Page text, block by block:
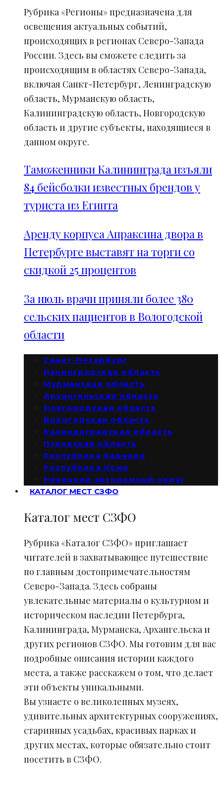
Рубрика «Регионы» предназначена для
освещения актуальных событий,
происходящих в регионах Северо-Запада
России. Здесь вы сможете следить за
происходящим в областях Северо-Запада,
включая Санкт-Петербург, Ленинградскую
область, Мурманскую область,
Калининградскую область, Новгородскую
область и другие субъекты, находящиеся в
данном округе.
Таможенники Калининграда изъяли
84 бейсболки известных брендов у
туриста из Египта
Аренду корпуса Апраксина двора в
Петербурге выставят на торги со
скидкой 25 процентов
За июль врачи приняли более 380
сельских пациентов в Вологодской
области
Санкт-Петербург
Ленинградская область
Мурманская область
Архангельская область
Новгородская область
Вологодская область
Калининградская область
Псковская область
Республика Карелия
Республика Коми
Ненецкий автономный округ
КАТАЛОГ МЕСТ СЗФО
Каталог мест СЗФО
Рубрика «Каталог СЗФО» приглашает
читателей в захватывающее путешествие
по главным достопримечательностям
Северо-Запада. Здесь собраны
увлекательные материалы о культурном и
историческом наследии Петербурга,
Калининграда, Мурманска, Архангельска и
других регионов СЗФО. Мы готовим для вас
подробные описания истории каждого
места, а также расскажем о том, что делает
эти объекты уникальными.
Вы узнаете о великолепных музеях,
удивительных архитектурных сооружениях,
старинных усадьбах, красивых парках и
других местах, которые обязательно стоит
посетить в СЗФО.